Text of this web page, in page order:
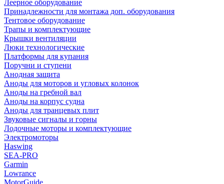
Леерное оборудование
Принадлежности для монтажа доп. оборудования
Тентовое оборудование
Трапы и комплектующие
Крышки вентиляции
Люки технологические
Платформы для купания
Поручни и ступени
Анодная защита
Аноды для моторов и угловых колонок
Аноды на гребной вал
Аноды на корпус судна
Аноды для транцевых плит
Звуковые сигналы и горны
Лодочные моторы и комплектующие
Электромоторы
Haswing
SEA-PRO
Garmin
Lowrance
MotorGuide